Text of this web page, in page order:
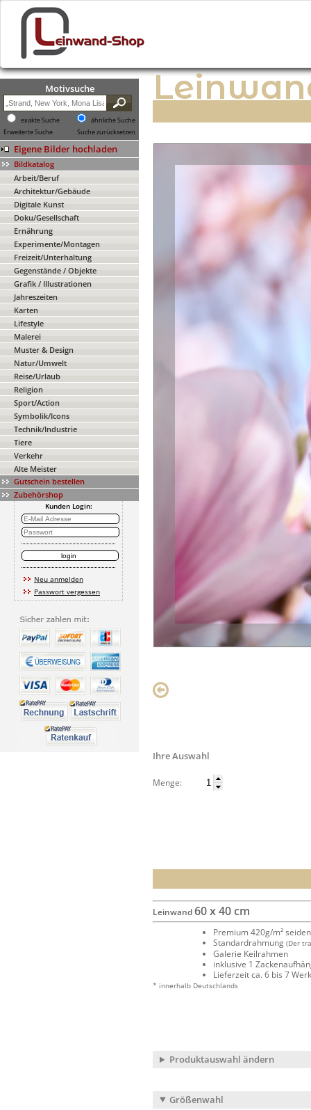
Motivsuche
exakte Suche
ähnliche Suche
Erweiterte Suche
Suche zurücksetzen
Eigene Bilder hochladen
Bildkatalog
Arbeit/Beruf
Architektur/Gebäude
Digitale Kunst
Doku/Gesellschaft
Ernährung
Experimente/Montagen
Freizeit/Unterhaltung
Gegenstände / Objekte
Grafik / Illustrationen
Jahreszeiten
Karten
Lifestyle
Malerei
Muster & Design
Natur/Umwelt
Reise/Urlaub
Religion
Sport/Action
Symbolik/Icons
Technik/Industrie
Tiere
Verkehr
Alte Meister
Gutschein bestellen
Zubehörshop
Kunden Login:
Neu anmelden
Passwort vergessen
Ihre Auswahl
Menge:
Leinwand60 x 40 cm
Premium 420g/m²
Standardrahmung (Der
Galerie Keilrahmen
inklusive 1
Lieferzeit ca. 6 bis 7
* innerhalb Deutschlands
Produktauswahl ändern
Größenwahl